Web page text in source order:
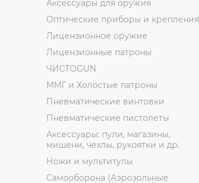
Аксессуары для оружия
Оптические приборы и крепления
Лицензионное оружие
Лицензионные патроны
ЧИСТОGUN
ММГ и Холостые патроны
Пневматические винтовки
Пневматические пистолеты
Аксессуары: пули, магазины,
мишени, чехлы, рукоятки и др.
Ножи и мультитулы
Самооборона (Аэрозольные